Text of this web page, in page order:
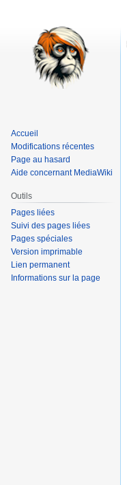
Accueil
Modifications récentes
Page au hasard
Aide concernant MediaWiki
Outils
Pages liées
Suivi des pages liées
Pages spéciales
Version imprimable
Lien permanent
Informations sur la page